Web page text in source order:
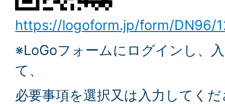
https://logoform.jp/form/DN96/
※LoGoフォームにログインし、
て、
必要事項を選択又は入力してく